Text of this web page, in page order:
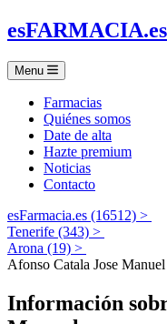
esFARMACIA.es
Menu
Farmacias
Quiénes somos
Date de alta
Hazte premium
Noticias
Contacto
esFarmacia.es (16512) >
Tenerife (343) >
Arona (19) >
Afonso Catala Jose Manuel
Información